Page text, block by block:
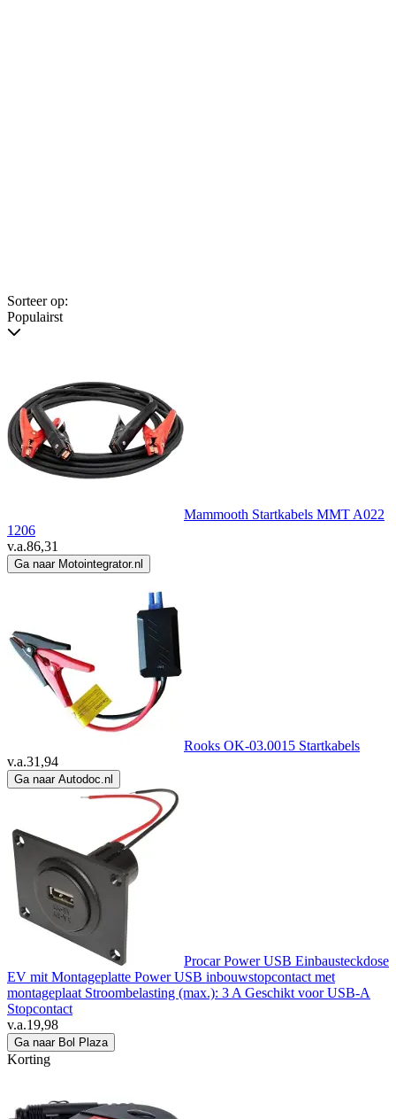
Sorteer op:
Populairst
Mammooth Startkabels MMT A022
1206
v.a.86,31
Ga naar Motointegrator.nl
Rooks OK-03.0015 Startkabels
v.a.31,94
Ga naar Autodoc.nl
Procar Power USB Einbausteckdose
EV mit Montageplatte Power USB inbouwstopcontact met
montageplaat Stroombelasting (max.): 3 A Geschikt voor USB-A
Stopcontact
v.a.19,98
Ga naar Bol Plaza
Korting